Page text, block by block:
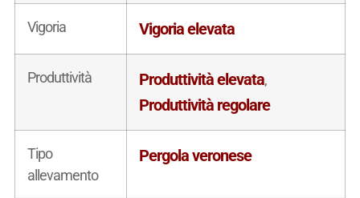
Vigoria Vigoria elevata
Produttività Produttività elevata,
Produttività regolare
Tipo
allevamento
Pergola veronese